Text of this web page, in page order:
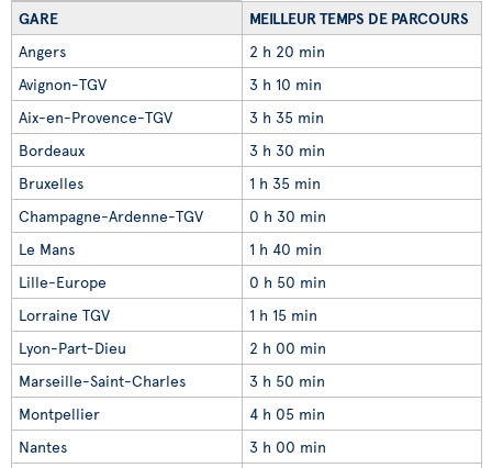
GARE
MEILLEUR TEMPS DE PARCOURS
Angers
2 h 20 min
Avignon-TGV
3 h 10 min
Aix-en-Provence-TGV
3 h 35 min
Bordeaux
3 h 30 min
Bruxelles
1 h 35 min
Champagne-Ardenne-TGV
0 h 30 min
Le Mans
1 h 40 min
Lille-Europe
0 h 50 min
Lorraine TGV
1 h 15 min
Lyon-Part-Dieu
2 h 00 min
Marseille-Saint-Charles
3 h 50 min
Montpellier
4 h 05 min
Nantes
3 h 00 min